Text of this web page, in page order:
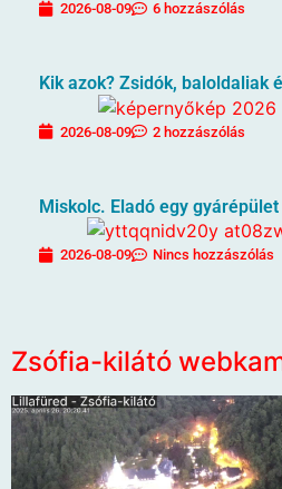
2026-08-09 6 hozzászólás
Kik azok? Zsidók, baloldaliak
2026-08-09 2 hozzászólás
Miskolc. Eladó egy
2026-08-09 Nincs hozzászólás
Zsófia-kilátó